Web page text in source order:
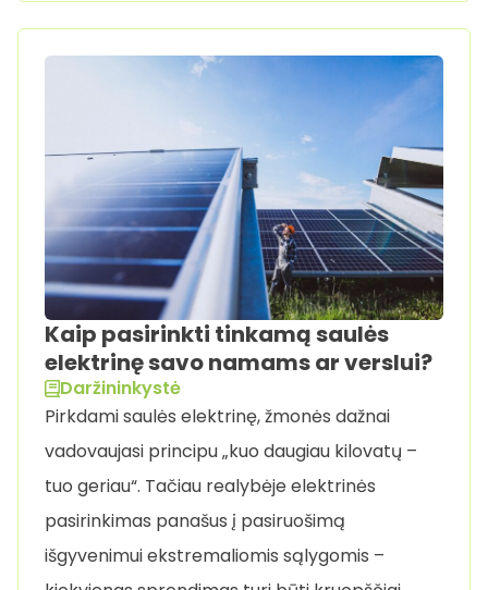
Kaip pasirinkti tinkamą saulės
elektrinę savo namams ar verslui?
Daržininkystė
Pirkdami saulės elektrinę, žmonės dažnai
vadovaujasi principu „kuo daugiau kilovatų –
tuo geriau“. Tačiau realybėje elektrinės
pasirinkimas panašus į pasiruošimą
išgyvenimui ekstremaliomis sąlygomis –